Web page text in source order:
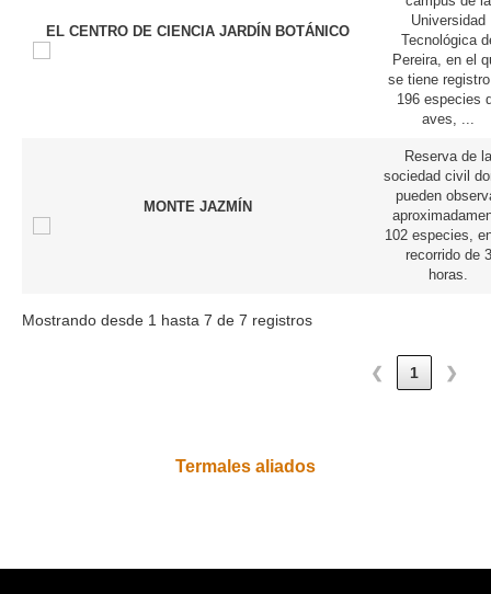
Termales aliados
EL CENTRO DE CIENCIA JARDÍN BOTÁNICO
Universidad
Tecnológica
Pereira, en el
se tiene
196 especies
aves, ...
MONTE JAZMÍN
Reserva de la
sociedad civil
pueden
102 especies,
recorrido de 3
horas.
Mostrando desde 1 hasta 7 de 7 registros
❮ 1 ❯